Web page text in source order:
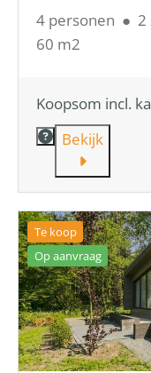
4 personen ● 2
60 m2
Koopsom incl.
Bekijk
Te koop
Op aanvraag